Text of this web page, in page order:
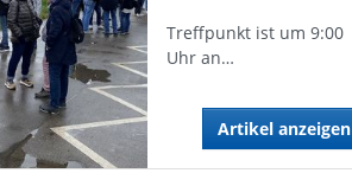
Treffpunkt ist um 9:00
Uhr an…
Artikel anzeigen